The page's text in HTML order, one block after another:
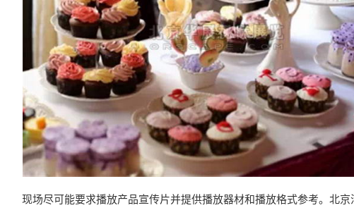
现场尽可能要求播放产品宣传片并提供播放器材和播放格式参考。北京